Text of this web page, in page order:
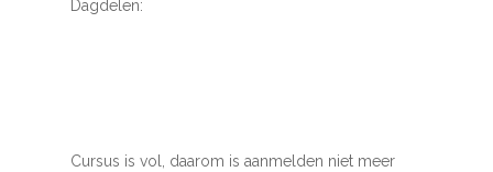
Dagdelen:
Cursus is vol, daarom is aanmelden niet meer